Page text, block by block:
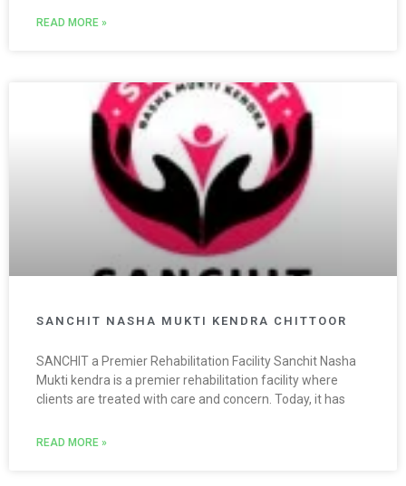
READ MORE »
SANCHIT NASHA MUKTI KENDRA CHITTOOR
SANCHIT a Premier Rehabilitation Facility Sanchit Nasha
Mukti kendra is a premier rehabilitation facility where
clients are treated with care and concern. Today, it has
READ MORE »